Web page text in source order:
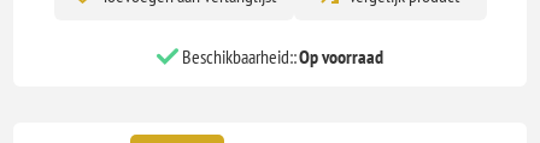
Beschikbaarheid::Op voorraad